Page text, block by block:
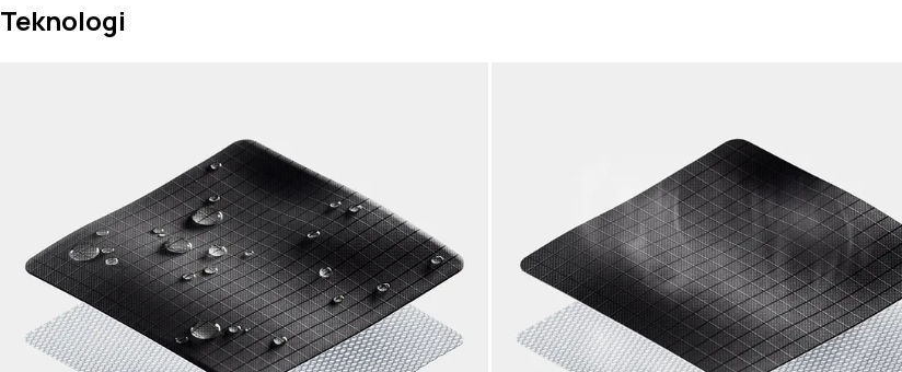
Teknologi